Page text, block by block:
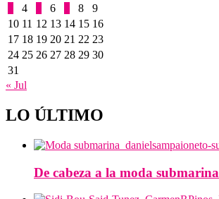
4 6 8
9
10 11 12 13 14 15 16
17 18 19 20 21 22 23
24 25 26 27 28 29 30
31
« Jul
LO ÚLTIMO
De cabeza a la moda submarina